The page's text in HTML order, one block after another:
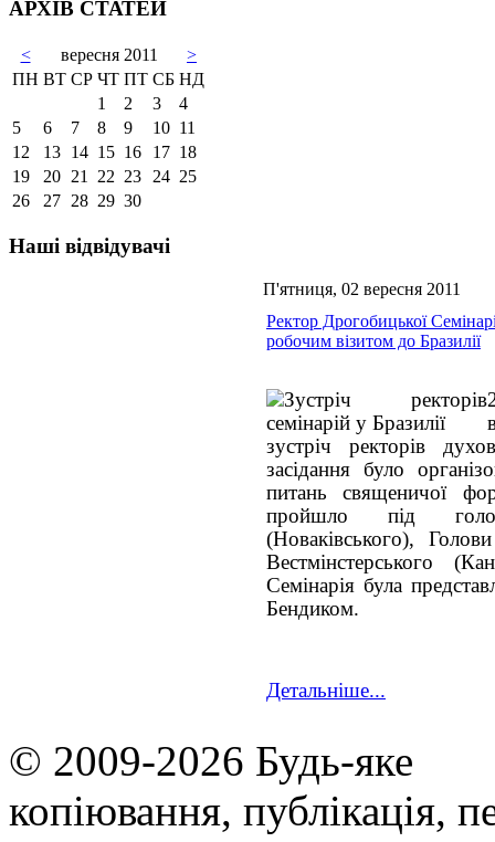
АРХІВ СТАТЕЙ
< вересня 2011
>
ПН ВТ СР ЧТ ПТ СБ НД
1
2 3
4
5
6 7 8 9 10 11
12
13 14 15 16 17 18
19
20 21 22 23 24 25
26
27 28 29 30
Наші відвідувачі
П'ятниця, 02 вересня 2011
Ректор Дрогобицької
робочим візитом до Бразилії
зустріч ректорів
засідання було
питань священичої
пройшло під
(Новаківського),
Вестмінстерського
Семінарія була
Бендиком.
Детальніше...
© 2009-2026 Будь-яке
копiювання, публiкацiя,